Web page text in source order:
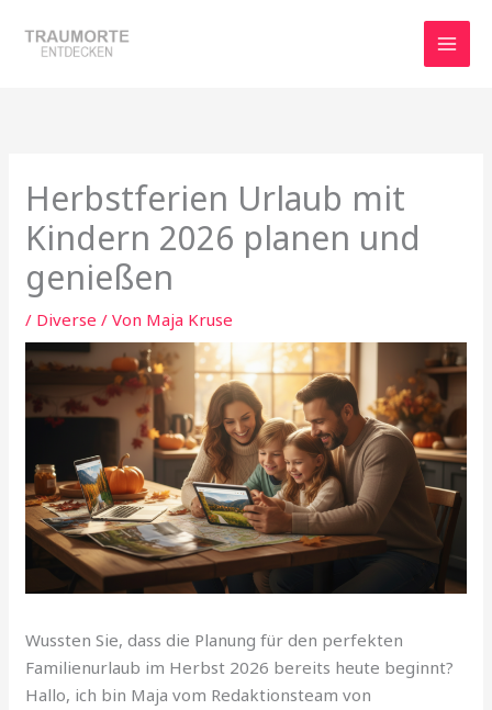
Inhalt
Herbstferien Urlaub mit
Kindern 2026 planen und
genießen
/ Diverse / Von Maja Kruse
Wussten Sie, dass die Planung für den perfekten
Familienurlaub im Herbst 2026 bereits heute beginnt?
Hallo, ich bin Maja vom Redaktionsteam von